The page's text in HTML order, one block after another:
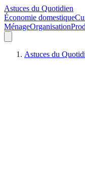
Astuces du Quotidien
Économie domestique
MénageOrganisation
Astuces du